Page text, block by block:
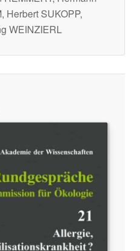
Herbert SUKOPP,
WEINZIERL